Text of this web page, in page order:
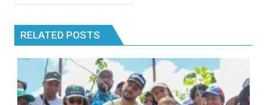
RELATED POSTS